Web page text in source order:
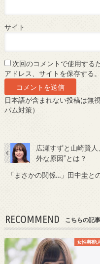
サイト
次回のコメントで使用する
アドレス、サイトを保存する。
日本語が含まれない投稿は無
パム対策）
広瀬すずと山崎賢
外な原因”とは？
「まさかの関係…」田中圭と
RECOMMEND こちらの記
女性芸能人